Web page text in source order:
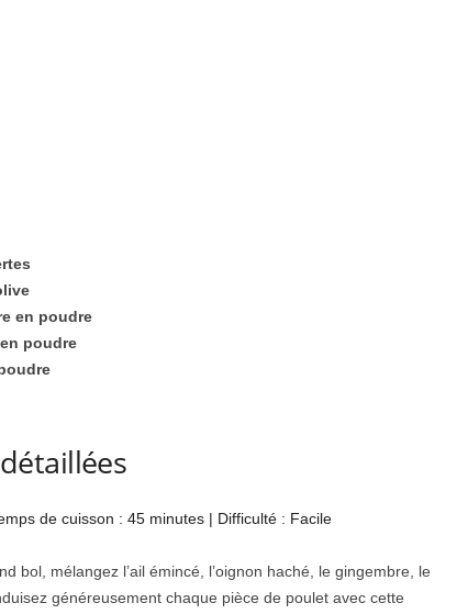
en poudre
poudre
de cuisson : 45 minutes | Difficulté : Facile
bol, mélangez l’ail émincé, l’oignon haché, le gingembre, le
généreusement chaque pièce de poulet avec cette